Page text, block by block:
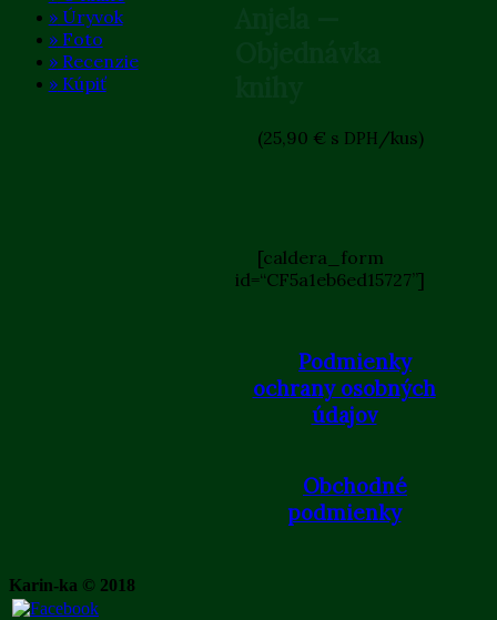
»Úryvok
»Foto
»Recenzie
»Kúpiť
(25,90 € s DPH /kus)
[caldera_form
id=“CF5a1eb6ed15727”]
Podmienky
ochrany osobných
údajov
Obchodné
podmienky
Karin-ka © 2018